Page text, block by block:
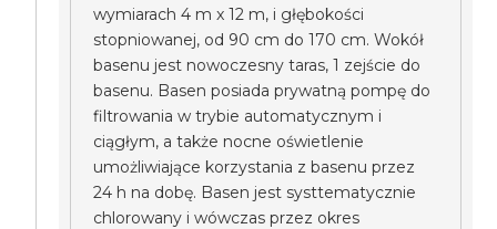
wymiarach 4 m x 12 m, i głębokości
stopniowanej, od 90 cm do 170 cm. Wokół
basenu jest nowoczesny taras, 1 zejście do
basenu. Basen posiada prywatną pompę do
filtrowania w trybie automatycznym i
ciągłym, a także nocne oświetlenie
umożliwiające korzystania z basenu przez
24 h na dobę. Basen jest systtematycznie
chlorowany i wówczas przez okres